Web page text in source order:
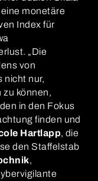
monetäre
Index für
„Die
von
nicht nur,
zu können,
in den Fokus
finden und
Hartlapp, die
den Staffelstab
,